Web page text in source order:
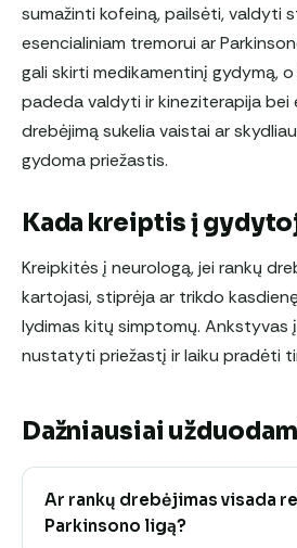
sumažinti kofeiną, pailsėti, valdyti
esencialiniam tremorui ar
gali skirti medikamentinį gydymą,
padeda valdyti ir kineziterapija bei
drebėjimą sukelia vaistai ar
gydoma priežastis.
Kada kreiptis į
Kreipkitės į neurologą, jei rankų
kartojasi, stiprėja ar trikdo
lydimas kitų simptomų. Ankstyvas
nustatyti priežastį ir laiku pradėti
Dažniausiai
Ar rankų drebėjimas visada
Parkinsono ligą?